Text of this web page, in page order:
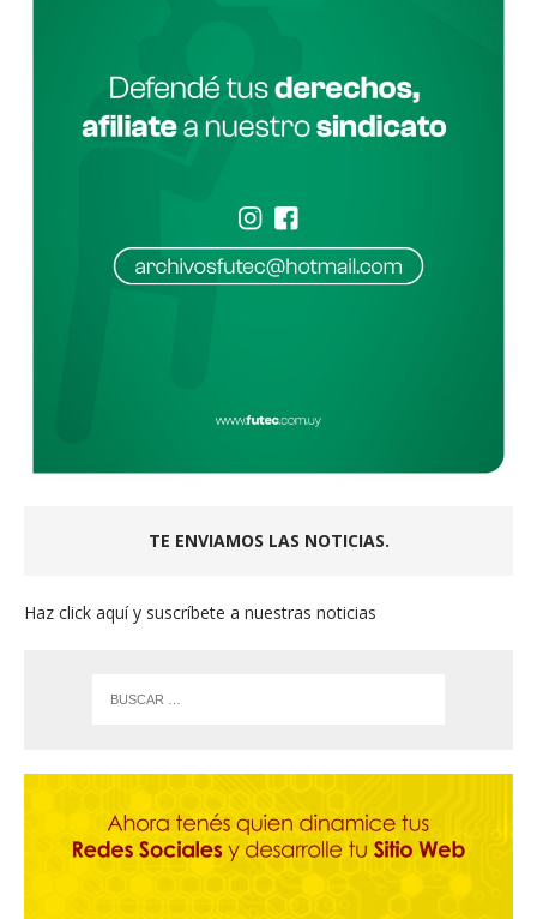
TE ENVIAMOS LAS NOTICIAS.
Haz click aquí y suscríbete a nuestras noticias